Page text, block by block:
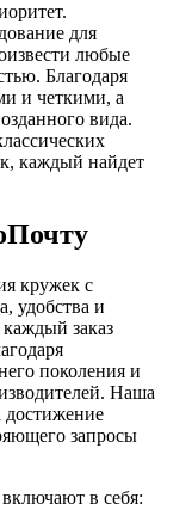
для
любые
Благодаря
и четкими, а
вида.
каждый найдет
кружек с
удобства и
заказ
поколения и
Наша
достижение
запросы
в себя: